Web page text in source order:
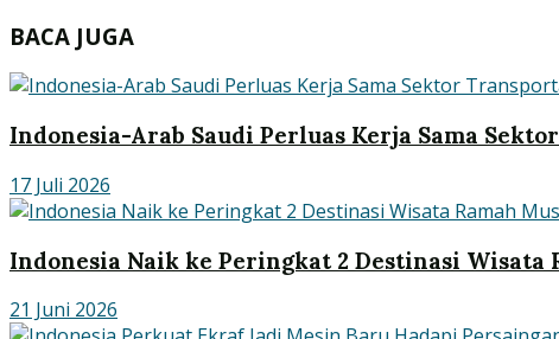
BACA JUGA
Indonesia-Arab Saudi Perluas Kerja Sama
17 Juli 2026
Indonesia Naik ke Peringkat 2 Destinasi Wisata
21 Juni 2026